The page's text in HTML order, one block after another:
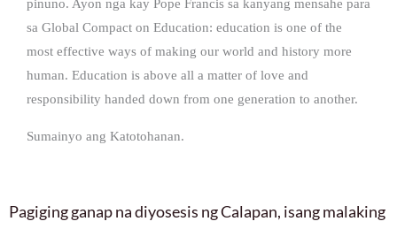
pinuno. Ayon nga kay Pope Francis sa kanyang mensahe para
sa Global Compact on Education: education is one of the
most effective ways of making our world and history more
human. Education is above all a matter of love and
responsibility handed down from one generation to another.
Sumainyo ang Katotohanan.
Pagiging ganap na diyosesis ng Calapan, isang malaking